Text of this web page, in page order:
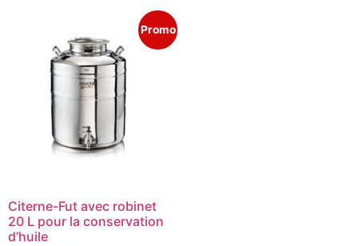
Promo
Citerne-Fut avec robinet
20 L pour la conservation
d’huile